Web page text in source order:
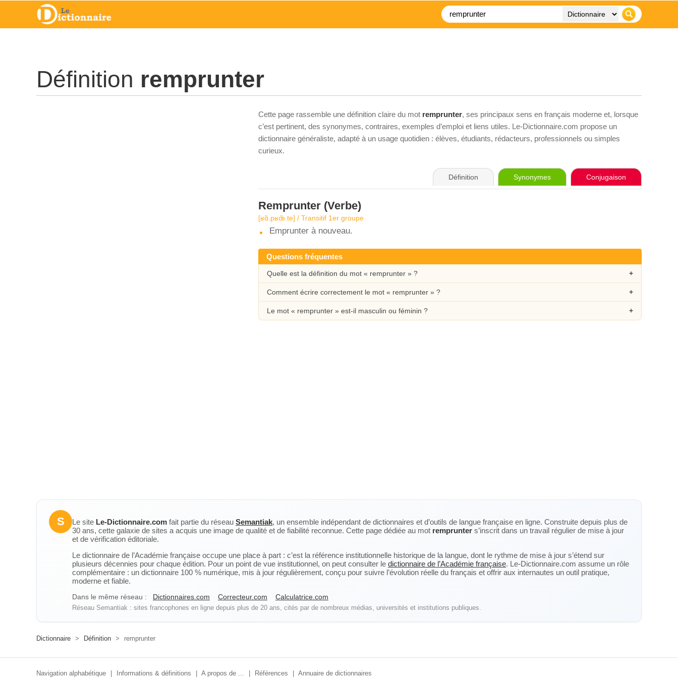
Définition remprunter
Cette page rassemble une définition claire du mot remprunter, ses principaux sens en français moderne et, lorsque
c’est pertinent, des synonymes, contraires, exemples d’emploi et liens utiles. Le-Dictionnaire.com propose un
dictionnaire généraliste, adapté à un usage quotidien : élèves, étudiants, rédacteurs, professionnels ou simples
curieux.
Définition Synonymes Conjugaison
Remprunter (Verbe)
[ʁɑ̃.pʁœ̃.te] / Transitif 1er groupe
Emprunter à nouveau.
Questions fréquentes
Quelle est la définition du mot « remprunter » ?
Comment écrire correctement le mot « remprunter » ?
Le mot « remprunter » est-il masculin ou féminin ?
S Le site Le-Dictionnaire.com fait partie du réseau Semantiak, un ensemble indépendant de dictionnaires et d’outils de langue française en ligne. Construite depuis plus de
30 ans, cette galaxie de sites a acquis une image de qualité et de fiabilité reconnue. Cette page dédiée au mot remprunter s’inscrit dans un travail régulier de mise à jour
et de vérification éditoriale.
Le dictionnaire de l’Académie française occupe une place à part : c’est la référence institutionnelle historique de la langue, dont le rythme de mise à jour s’étend sur
plusieurs décennies pour chaque édition. Pour un point de vue institutionnel, on peut consulter le dictionnaire de l’Académie française. Le-Dictionnaire.com assume un rôle
complémentaire : un dictionnaire 100 % numérique, mis à jour régulièrement, conçu pour suivre l’évolution réelle du français et offrir aux internautes un outil pratique,
moderne et fiable.
Dans le même réseau : Dictionnaires.com Correcteur.com Calculatrice.com
Réseau Semantiak : sites francophones en ligne depuis plus de 20 ans, cités par de nombreux médias, universités et institutions publiques.
Dictionnaire > Définition > remprunter
Navigation alphabétique Informations & définitions A propos de ... Références Annuaire de dictionnaires